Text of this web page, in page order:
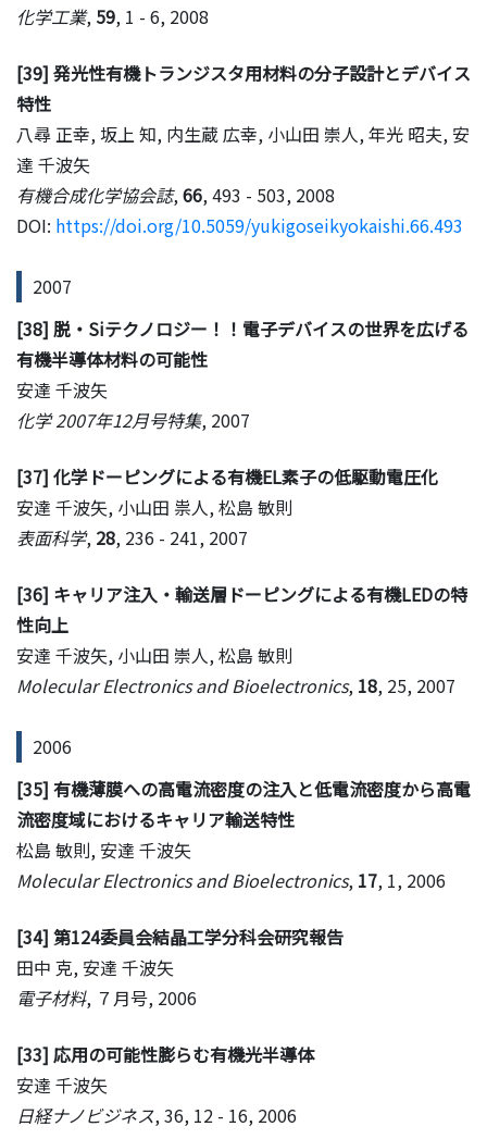
化学工業, 59, 1 - 6, 2008
[39] 発光性有機トランジスタ用材料の分子設計とデバイス
特性
八尋 正幸, 坂上 知, 内生蔵 広幸, 小山田 崇人, 年光 昭夫, 安
達 千波矢
有機合成化学協会誌,66, 493 - 503, 2008
DOI: https://doi.org/10.5059/yukigoseikyokaishi.66.493
2007
[38] 脱・Siテクノロジー！！電子デバイスの世界を広げる
有機半導体材料の可能性
安達 千波矢
化学 2007年12月号特集, 2007
[37] 化学ドーピングによる有機EL素子の低駆動電圧化
安達 千波矢, 小山田 祟人, 松島 敏則
表面科学, 28, 236 - 241, 2007
[36] キャリア注入・輸送層ドーピングによる有機LEDの特
性向上
安達 千波矢, 小山田 崇人, 松島 敏則
Molecular Electronics and Bioelectronics, 18, 25, 2007
2006
[35] 有機薄膜への高電流密度の注入と低電流密度から高電
流密度域におけるキャリア輸送特性
松島 敏則, 安達 千波矢
Molecular Electronics and Bioelectronics, 17, 1, 2006
[34] 第124委員会結晶工学分科会研究報告
田中 克, 安達 千波矢
電子材料, ７月号, 2006
[33] 応用の可能性膨らむ有機光半導体
安達 千波矢
日経ナノビジネス, 36, 12 - 16, 2006